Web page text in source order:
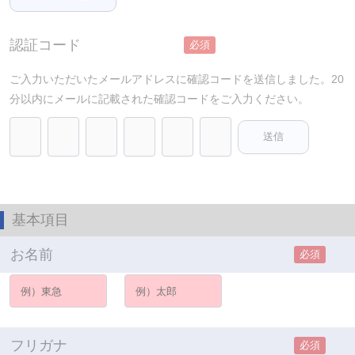
認証コード 必須
ご入力いただいたメールアドレスに確認コードを送信しました。20
分以内にメールに記載された確認コードをご入力ください。
基本項目
お名前 必須
フリガナ 必須